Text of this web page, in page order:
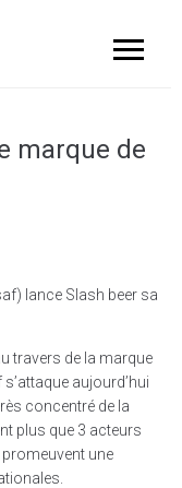
marque de
lance Slash beer sa
travers de la marque
aujourd’hui
concentré de la
plus que 3 acteurs
une